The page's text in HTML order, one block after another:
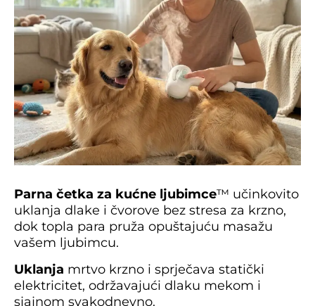
Parna četka za kućne ljubimce™ učinkovito
uklanja dlake i čvorove bez stresa za krzno,
dok topla para pruža opuštajuću masažu
vašem ljubimcu.
Uklanja mrtvo krzno i sprječava statički
elektricitet, održavajući dlaku mekom i
sjajnom svakodnevno.